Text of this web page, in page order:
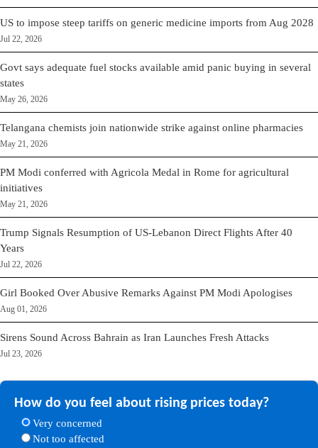
US to impose steep tariffs on generic medicine imports from Aug 2028
Jul 22, 2026
Govt says adequate fuel stocks available amid panic buying in several
states
May 26, 2026
Telangana chemists join nationwide strike against online pharmacies
May 21, 2026
PM Modi conferred with Agricola Medal in Rome for agricultural
initiatives
May 21, 2026
Trump Signals Resumption of US-Lebanon Direct Flights After 40
Years
Jul 22, 2026
Girl Booked Over Abusive Remarks Against PM Modi Apologises
Aug 01, 2026
Sirens Sound Across Bahrain as Iran Launches Fresh Attacks
Jul 23, 2026
How do you feel about rising prices today?
Very concerned
Not too affected